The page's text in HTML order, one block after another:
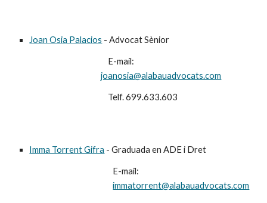
Joan Osia Palacios - Advocat Sènior
E-mail:
joanosia@alabauadvocats.com
Telf. 699.633.603
Imma Torrent Gifra - Graduada en ADE i Dret
E-mail:
immatorrent@alabauadvocats.com